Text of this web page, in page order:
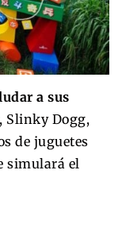
a sus
Slinky Dogg,
de juguetes
simulará el